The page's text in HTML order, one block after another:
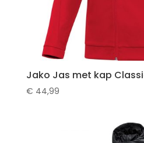
Jako Jas met kap
€ 44,99